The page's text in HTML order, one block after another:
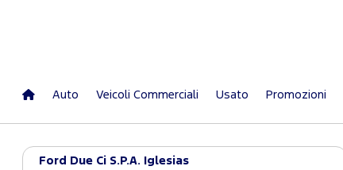
Auto Veicoli Commerciali Usato Promozioni
Ford Due Ci S.P.A. Iglesias